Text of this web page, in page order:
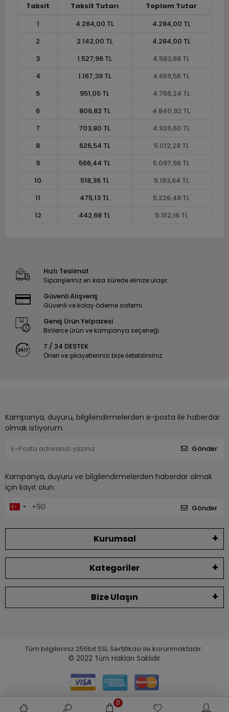
Taksit Taksit Tutarı
Toplam Tutar
1
4.284,00 TL
4.284,00 TL
2
2.142,00 TL
4.284,00 TL
3
1.527,96 TL
4.583,88 TL
4
1.167,39 TL
4.669,56 TL
5
951,05 TL
4.755,24 TL
6
806,82 TL
4.840,92 TL
7
703,80 TL
4.926,60 TL
8
626,54 TL
5.012,28 TL
9
566,44 TL
5.097,96 TL
10
518,36 TL
5.183,64 TL
11
475,13 TL
5.226,48 TL
12
442,68 TL 5.312,16 TL
Hızlı Teslimat
Siparişleriniz en kısa sürede elinize ulaşır.
Güvenli Alışveriş
Güvenli ve kolay ödeme sistemi
Geniş Ürün Yelpazesi
Binlerce ürün ve kampanya seçeneği
7 / 24 DESTEK
Öneri ve şikayetlerinizi bize iletebilirsiniz.
Kampanya, duyuru, bilgilendirmelerden e-posta ile haberdar
olmak istiyorum.
Gönder
Kampanya, duyuru ve bilgilendirmelerden haberdar olmak
için kayıt olun.
Gönder
Kurumsal
Kategoriler
Bize Ulaşın
Tüm bilgileriniz 256bit SSL Sertifikası ile korunmaktadır.
© 2022 Tüm Hakları Saklıdır
0